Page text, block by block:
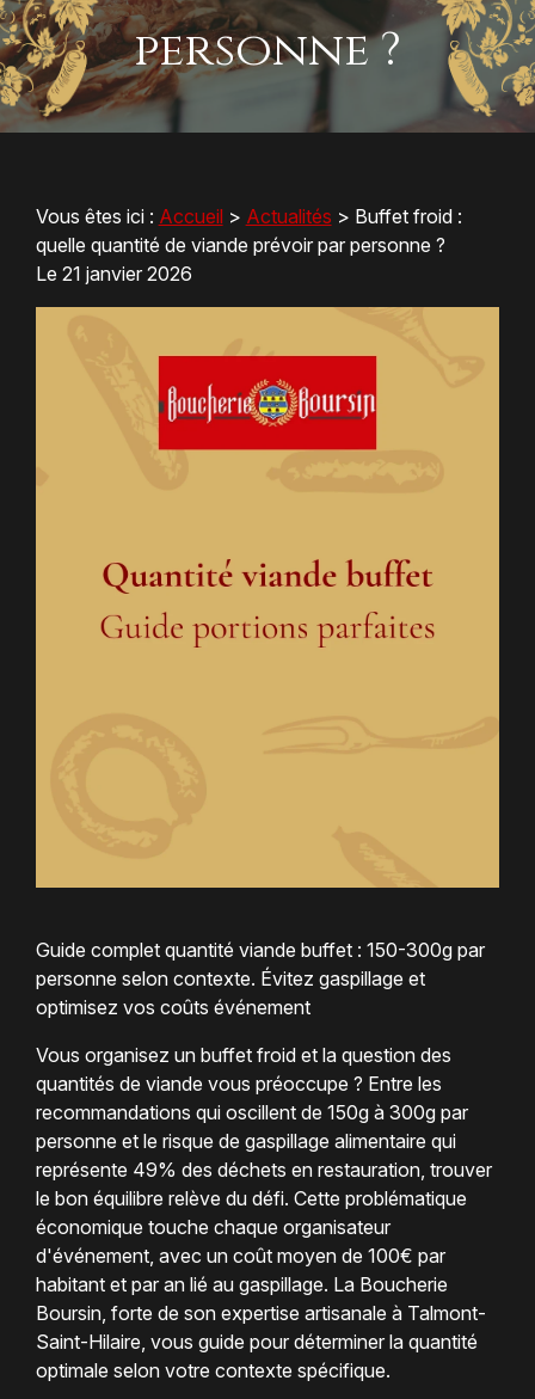
personne ?
Vous êtes ici : Accueil > Actualités > Buffet froid :
quelle quantité de viande prévoir par personne ?
Le 21 janvier 2026
Guide complet quantité viande buffet : 150-300g par
personne selon contexte. Évitez gaspillage et
optimisez vos coûts événement
Vous organisez un buffet froid et la question des
quantités de viande vous préoccupe ? Entre les
recommandations qui oscillent de 150g à 300g par
personne et le risque de gaspillage alimentaire qui
représente 49% des déchets en restauration, trouver
le bon équilibre relève du défi. Cette problématique
économique touche chaque organisateur
d'événement, avec un coût moyen de 100€ par
habitant et par an lié au gaspillage. La Boucherie
Boursin, forte de son expertise artisanale à Talmont-
Saint-Hilaire, vous guide pour déterminer la quantité
optimale selon votre contexte spécifique.